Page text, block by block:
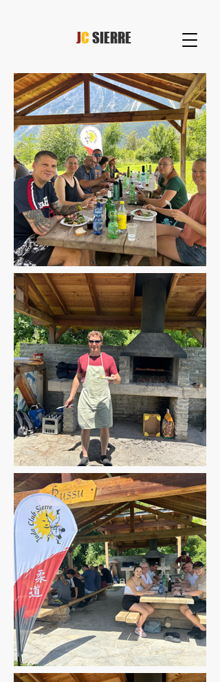
JC SIERRE